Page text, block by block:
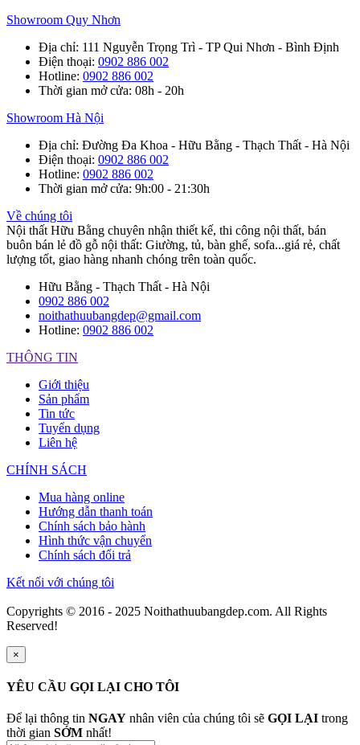
Showroom Quy Nhơn
Địa chỉ: 111 Nguyễn Trọng Trì - TP Qui Nhơn - Bình Định
Điện thoại: 0902 886 002
Hotline: 0902 886 002
Thời gian mở cửa: 08h - 20h
Showroom Hà Nội
Địa chỉ: Đường Đa Khoa - Hữu Bằng - Thạch Thất - Hà Nội
Điện thoại: 0902 886 002
Hotline: 0902 886 002
Thời gian mở cửa: 9h:00 - 21:30h
Về chúng tôi
Nội thất Hữu Bằng chuyên nhận thiết kế, thi công nội thất, bán
buôn bán lẻ đồ gỗ nội thất: Giường, tủ, bàn ghế, sofa...giá rẻ, chất
lượng tốt, giao hàng nhanh chóng trên toàn quốc.
Hữu Bằng - Thạch Thất - Hà Nội
0902 886 002
noithathuubangdep@gmail.com
Hotline: 0902 886 002
THÔNG TIN
Giới thiệu
Sản phẩm
Tin tức
Tuyển dụng
Liên hệ
CHÍNH SÁCH
Mua hàng online
Hướng dẫn thanh toán
Chính sách bảo hành
Hình thức vận chuyển
Chính sách đổi trả
Kết nối với chúng tôi
Copyrights © 2016 - 2025 Noithathuubangdep.com. All Rights
Reserved!
×
YÊU CẦU GỌI LẠI CHO TÔI
Để lại thông tin NGAY nhân viên của chúng tôi sẽ GỌI LẠI trong
thời gian SỚM nhất!